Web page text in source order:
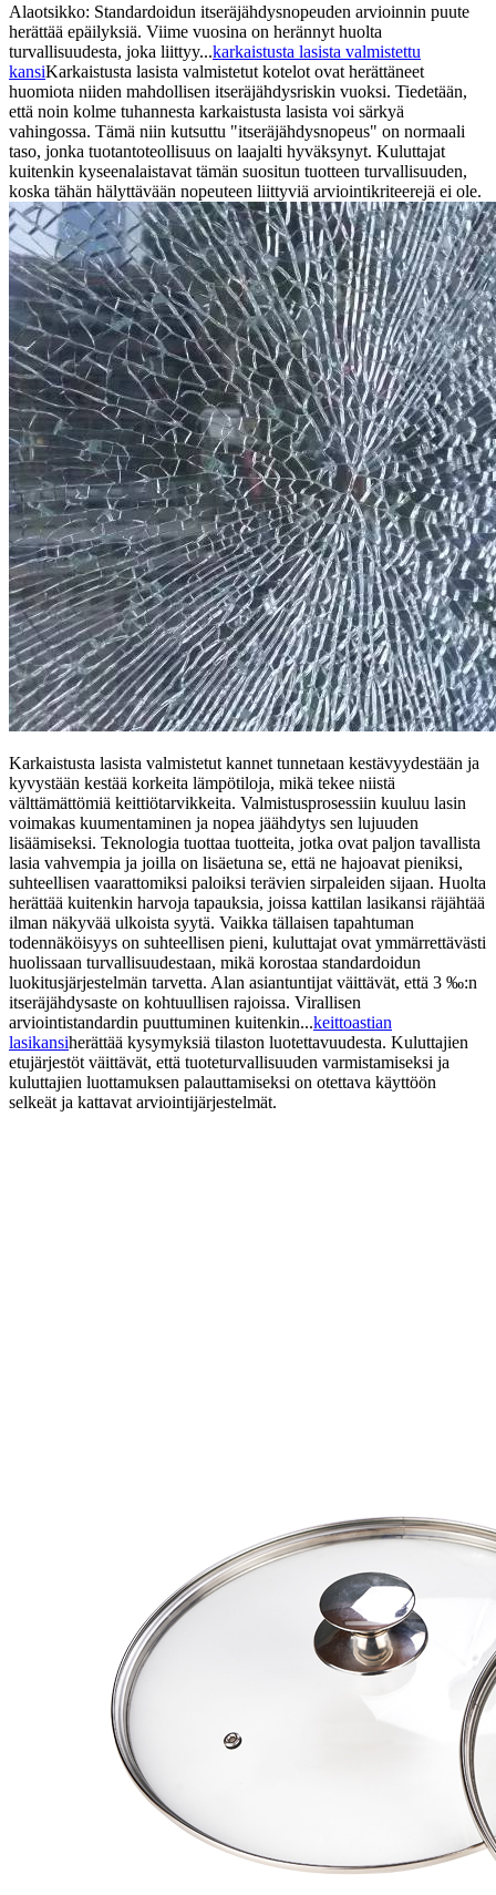
Alaotsikko: Standardoidun itseräjähdysnopeuden arvioinnin puute
herättää epäilyksiä. Viime vuosina on herännyt huolta
turvallisuudesta, joka liittyy...karkaistusta lasista valmistettu
kansiKarkaistusta lasista valmistetut kotelot ovat herättäneet
huomiota niiden mahdollisen itseräjähdysriskin vuoksi. Tiedetään,
että noin kolme tuhannesta karkaistusta lasista voi särkyä
vahingossa. Tämä niin kutsuttu "itseräjähdysnopeus" on normaali
taso, jonka tuotantoteollisuus on laajalti hyväksynyt. Kuluttajat
kuitenkin kyseenalaistavat tämän suositun tuotteen turvallisuuden,
koska tähän hälyttävään nopeuteen liittyviä arviointikriteerejä ei ole.
Karkaistusta lasista valmistetut kannet tunnetaan kestävyydestään ja
kyvystään kestää korkeita lämpötiloja, mikä tekee niistä
välttämättömiä keittiötarvikkeita. Valmistusprosessiin kuuluu lasin
voimakas kuumentaminen ja nopea jäähdytys sen lujuuden
lisäämiseksi. Teknologia tuottaa tuotteita, jotka ovat paljon tavallista
lasia vahvempia ja joilla on lisäetuna se, että ne hajoavat pieniksi,
suhteellisen vaarattomiksi paloiksi terävien sirpaleiden sijaan. Huolta
herättää kuitenkin harvoja tapauksia, joissa kattilan lasikansi räjähtää
ilman näkyvää ulkoista syytä. Vaikka tällaisen tapahtuman
todennäköisyys on suhteellisen pieni, kuluttajat ovat ymmärrettävästi
huolissaan turvallisuudestaan, mikä korostaa standardoidun
luokitusjärjestelmän tarvetta. Alan asiantuntijat väittävät, että 3 ‰:n
itseräjähdysaste on kohtuullisen rajoissa. Virallisen
arviointistandardin puuttuminen kuitenkin...keittoastian
lasikansiherättää kysymyksiä tilaston luotettavuudesta. Kuluttajien
etujärjestöt väittävät, että tuoteturvallisuuden varmistamiseksi ja
kuluttajien luottamuksen palauttamiseksi on otettava käyttöön
selkeät ja kattavat arviointijärjestelmät.